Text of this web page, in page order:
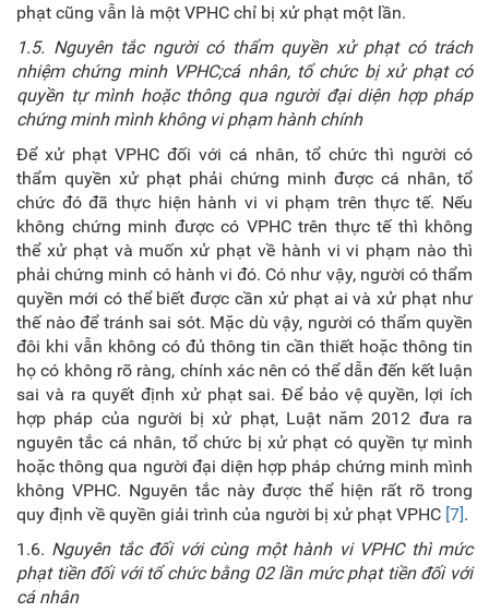
phạt cũng vẫn là một VPHC chỉ bị xử phạt một lần.
1.5. Nguyên tắc người có thẩm quyền xử phạt có trách
nhiệm chứng minh VPHC;cá nhân, tổ chức bị xử phạt có
quyền tự mình hoặc thông qua người đại diện hợp pháp
chứng minh mình không vi phạm hành chính
Để xử phạt VPHC đối với cá nhân, tổ chức thì người có
thẩm quyền xử phạt phải chứng minh được cá nhân, tổ
chức đó đã thực hiện hành vi vi phạm trên thực tế. Nếu
không chứng minh được có VPHC trên thực tế thì không
thể xử phạt và muốn xử phạt về hành vi vi phạm nào thì
phải chứng minh có hành vi đó. Có như vậy, người có thẩm
quyền mới có thể biết được cần xử phạt ai và xử phạt như
thế nào để tránh sai sót. Mặc dù vậy, người có thẩm quyền
đôi khi vẫn không có đủ thông tin cần thiết hoặc thông tin
họ có không rõ ràng, chính xác nên có thể dẫn đến kết luận
sai và ra quyết định xử phạt sai. Để bảo vệ quyền, lợi ích
hợp pháp của người bị xử phạt, Luật năm 2012 đưa ra
nguyên tắc cá nhân, tổ chức bị xử phạt có quyền tự mình
hoặc thông qua người đại diện hợp pháp chứng minh mình
không VPHC. Nguyên tắc này được thể hiện rất rõ trong
quy định về quyền giải trình của người bị xử phạt VPHC [7].
1.6. Nguyên tắc đối với cùng một hành vi VPHC thì mức
phạt tiền đối với tổ chức bằng 02 lần mức phạt tiền đối với
cá nhân